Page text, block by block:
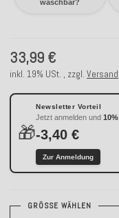
waschbar?
33,99 €
inkl. 19% USt. , zzgl. Versand
🎁
Newsletter Vorteil
Jetzt anmelden und 10%
-3,40 €
Zur Anmeldung
GRÖSSE WÄHLEN